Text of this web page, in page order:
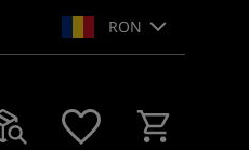
RON